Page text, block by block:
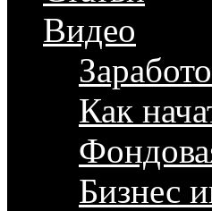
Видео
Как
Бизнес